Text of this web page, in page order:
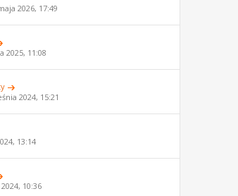
2026, 17:49
2025, 11:08
2024, 15:21
13:14
10:36